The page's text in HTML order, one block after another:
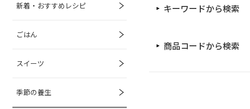
新着・おすすめレシピ
ごはん
スイーツ
季節の養生
キーワードから検索
商品コードから検索